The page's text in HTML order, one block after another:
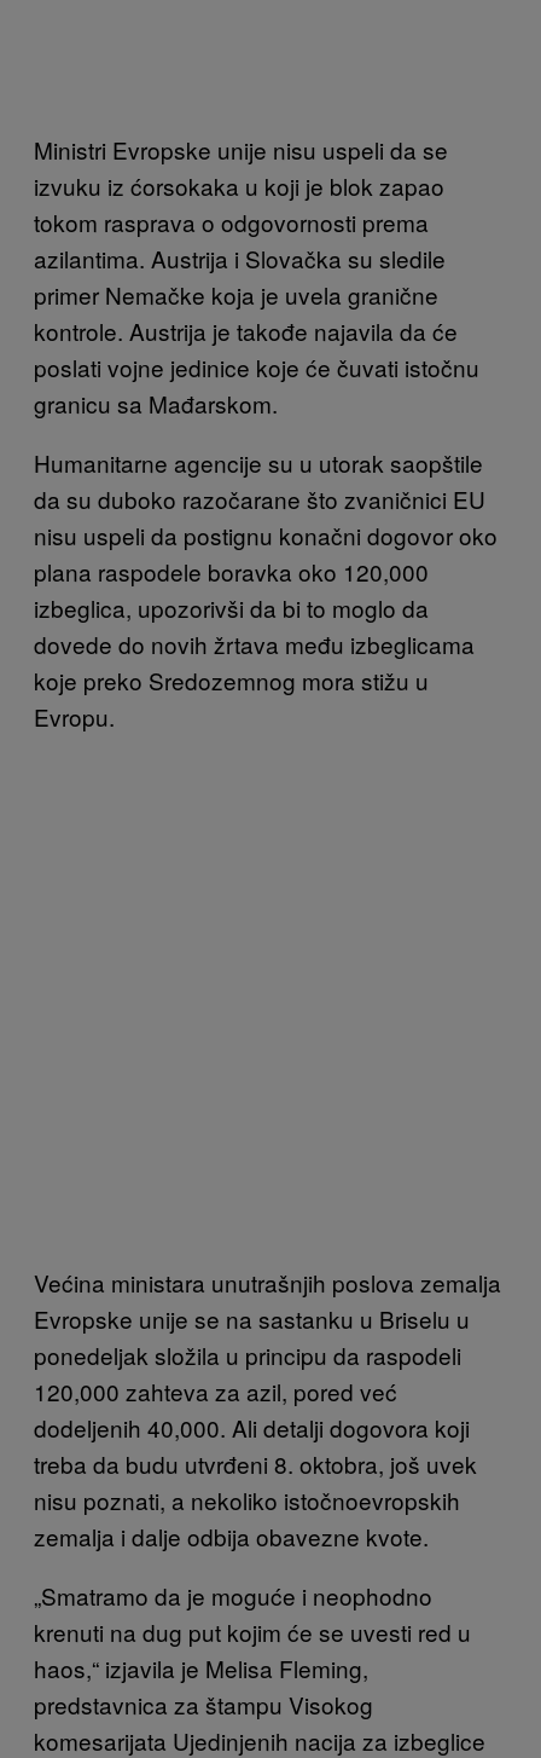
Ministri Evropske unije nisu uspeli da se
izvuku iz ćorsokaka u koji je blok zapao
tokom rasprava o odgovornosti prema
azilantima. Austrija i Slovačka su sledile
primer Nemačke koja je uvela granične
kontrole. Austrija je takođe najavila da će
poslati vojne jedinice koje će čuvati istočnu
granicu sa Mađarskom.
Humanitarne agencije su u utorak saopštile
da su duboko razočarane što zvaničnici EU
nisu uspeli da postignu konačni dogovor oko
plana raspodele boravka oko 120,000
izbeglica, upozorivši da bi to moglo da
dovede do novih žrtava među izbeglicama
koje preko Sredozemnog mora stižu u
Evropu.
Većina ministara unutrašnjih poslova zemalja
Evropske unije se na sastanku u Briselu u
ponedeljak složila u principu da raspodeli
120,000 zahteva za azil, pored već
dodeljenih 40,000. Ali detalji dogovora koji
treba da budu utvrđeni 8. oktobra, još uvek
nisu poznati, a nekoliko istočnoevropskih
zemalja i dalje odbija obavezne kvote.
„Smatramo da je moguće i neophodno
krenuti na dug put kojim će se uvesti red u
haos,“ izjavila je Melisa Fleming,
predstavnica za štampu Visokog
komesarijata Ujedinjenih nacija za izbeglice